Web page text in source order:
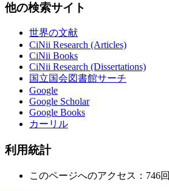
他の検索サイト
世界の文献
CiNii Research (Articles)
CiNii Books
CiNii Research (Dissertations)
国立国会図書館サーチ
Google
Google Scholar
Google Books
カーリル
利用統計
このページへのアクセス：746回